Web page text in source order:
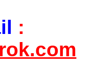
: